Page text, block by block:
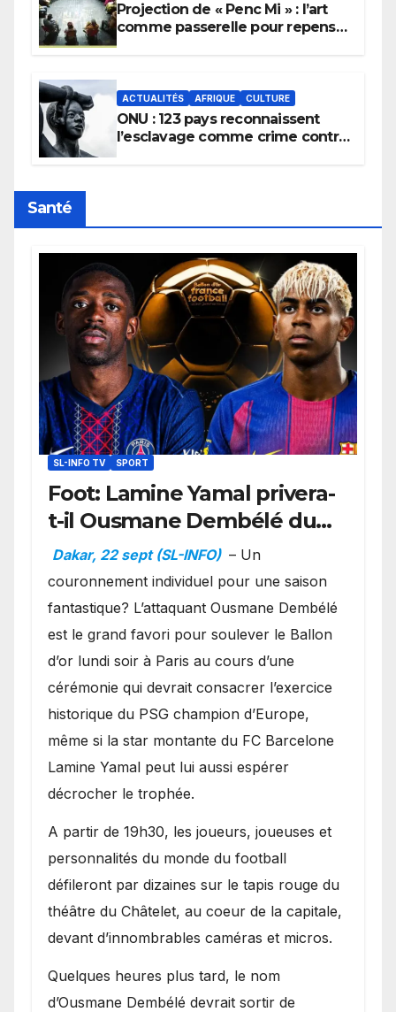
Projection de « Penc Mi » : l’art
comme passerelle pour repenser
ACTUALITÉS AFRIQUE CULTURE
ONU : 123 pays reconnaissent
l’esclavage comme crime contre
Santé
SL-INFO TV SPORT
Foot: Lamine Yamal privera-
t-il Ousmane Dembélé du
Ballon d’or ?
Dakar, 22 sept (SL-INFO) – Un
couronnement individuel pour une saison
fantastique? L’attaquant Ousmane Dembélé
est le grand favori pour soulever le Ballon
d’or lundi soir à Paris au cours d’une
cérémonie qui devrait consacrer l’exercice
historique du PSG champion d’Europe,
même si la star montante du FC Barcelone
Lamine Yamal peut lui aussi espérer
décrocher le trophée.
A partir de 19h30, les joueurs, joueuses et
personnalités du monde du football
défileront par dizaines sur le tapis rouge du
théâtre du Châtelet, au coeur de la capitale,
devant d’innombrables caméras et micros.
Quelques heures plus tard, le nom
d’Ousmane Dembélé devrait sortir de